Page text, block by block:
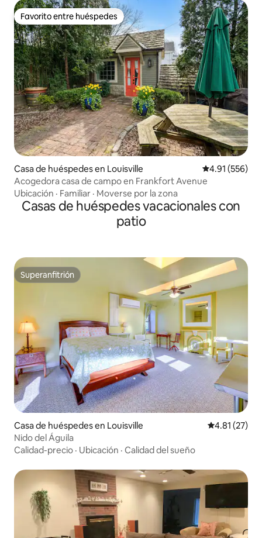
Favorito entre huéspedes
Favorito entre huéspedes
Casa de huéspedes en Louisville Calificación
4.91 (556)
Acogedora casa de campo en Frankfort Avenue
Ubicación · Familiar · Moverse por la zona
Casas de huéspedes vacacionales con
patio
Superanfitrión
Superanfitrión
Casa de huéspedes en Louisville Calificación
4.81 (27)
Nido del Águila
Calidad-precio · Ubicación · Calidad del sueño